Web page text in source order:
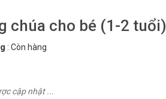
chúa cho bé (1-2 tuổi)
: Còn hàng
cập nhật ...